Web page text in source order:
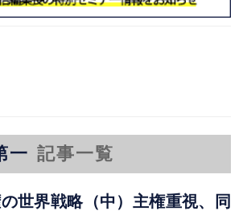
一 記事一覧
世界戦略（中）主権重視、同